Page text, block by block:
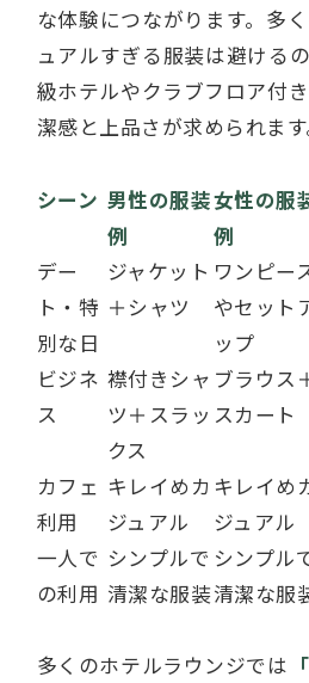
な体験につながります。多
ュアルすぎる服装は避ける
級ホテルやクラブフロア付
潔感と上品さが求められます
シーン 男性の服装
例
女性の服
例
デー
ト・特
別な日
ジャケット
＋シャツ
ワンピー
やセット
ップ
ビジネ
ス
襟付きシャ
ツ＋スラッ
クス
ブラウス
スカート
カフェ
利用
キレイめカ
ジュアル
キレイめ
ジュアル
一人で
の利用
シンプルで
清潔な服装
シンプル
清潔な服
多くのホテルラウンジでは